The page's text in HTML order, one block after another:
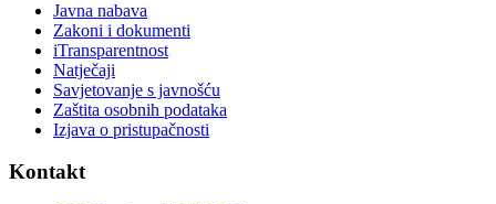
Javna nabava
Zakoni i dokumenti
iTransparentnost
Natječaji
Savjetovanje s javnošću
Zaštita osobnih podataka
Izjava o pristupačnosti
Kontakt